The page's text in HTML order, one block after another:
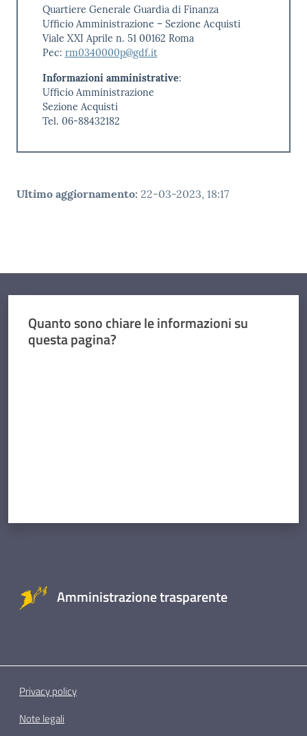
Quartiere Generale Guardia di Finanza
Ufficio Amministrazione – Sezione Acquisti
Viale XXI Aprile n. 51 00162 Roma
Pec: rm0340000p@gdf.it
Informazioni amministrative:
Ufficio Amministrazione
Sezione Acquisti
Tel. 06-88432182
Ultimo aggiornamento: 22-03-2023, 18:17
Quanto sono chiare le informazioni su
questa pagina?
Amministrazione trasparente
Privacy policy
Note legali